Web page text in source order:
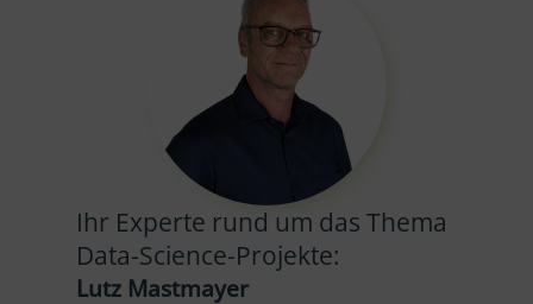
Ihr Experte rund um das Thema
Data-Science-Projekte:
Lutz Mastmayer